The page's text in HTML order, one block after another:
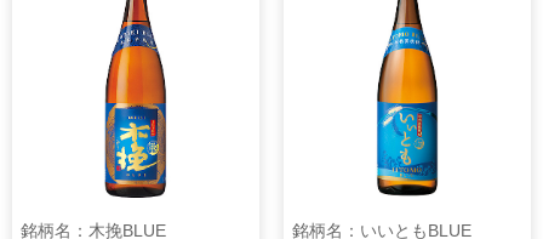
銘柄名：木挽BLUE
銘柄名：いいともBLUE